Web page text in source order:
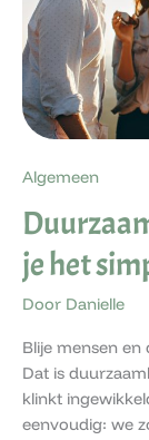
Algemeen
je het
Door Danielle
Blije mensen en
Dat is
klinkt
eenvoudig: we